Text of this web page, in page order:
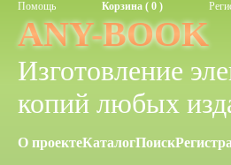
Помощь Корзина ( 0 )
ANY-BOOK
Изготовление
копий любых
О проектеКаталогПоиск